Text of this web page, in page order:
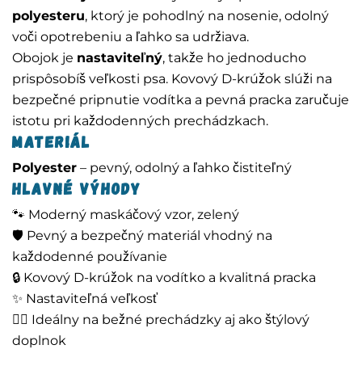
polyesteru, ktorý je pohodlný na nosenie, odolný
voči opotrebeniu a ľahko sa udržiava.
Obojok je nastaviteľný, takže ho jednoducho
prispôsobíš veľkosti psa. Kovový D-krúžok slúži na
bezpečné pripnutie vodítka a pevná pracka zaručuje
istotu pri každodenných prechádzkach.
Materiál
Polyester – pevný, odolný a ľahko čistiteľný
Hlavné výhody
🐾 Moderný maskáčový vzor, zelený
🛡️ Pevný a bezpečný materiál vhodný na
každodenné používanie
🔒 Kovový D-krúžok na vodítko a kvalitná pracka
✨ Nastaviteľná veľkosť
🚶‍♂️ Ideálny na bežné prechádzky aj ako štýlový
doplnok